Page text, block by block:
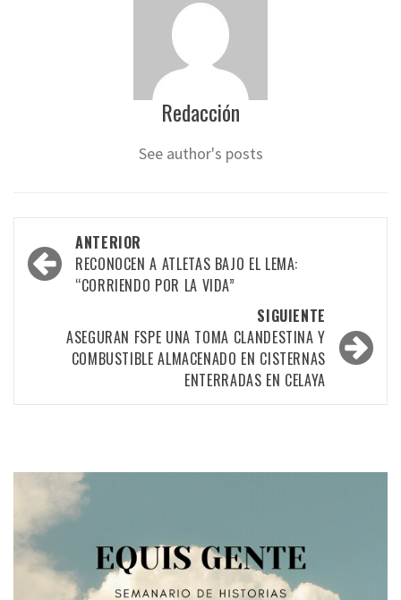
Redacción
See author's posts
Navegación
por
entradas
ANTERIOR
RECONOCEN A ATLETAS BAJO EL LEMA:
“CORRIENDO POR LA VIDA”
SIGUIENTE
ASEGURAN FSPE UNA TOMA CLANDESTINA Y
COMBUSTIBLE ALMACENADO EN CISTERNAS
ENTERRADAS EN CELAYA